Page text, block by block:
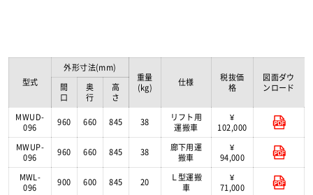
型式
外形寸法(mm)
重量
(kg)
仕様
税抜価
格
図面ダウ
ンロード
間
口
奥
行
高
さ
MWUD-
096
960 660 845 38
リフト用
運搬車
¥
102,000
MWUP-
096
960 660 845 38
廊下用運
搬車
¥
94,000
MWL-
096
900 600 845 20
Ｌ型運搬
車
¥
71,000